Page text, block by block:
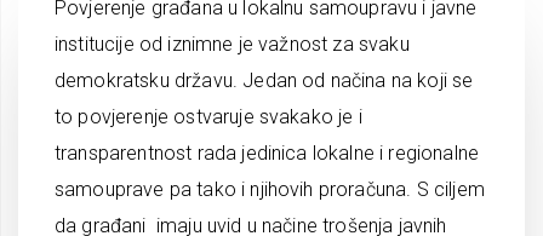
Povjerenje građana u lokalnu samoupravu i javne
institucije od iznimne je važnost za svaku
demokratsku državu. Jedan od načina na koji se
to povjerenje ostvaruje svakako je i
transparentnost rada jedinica lokalne i regionalne
samouprave pa tako i njihovih proračuna. S ciljem
da građani imaju uvid u načine trošenja javnih